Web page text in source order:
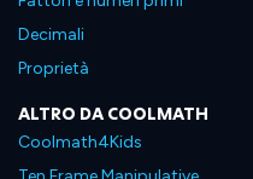
Decimali
Proprietà
ALTRO DA COOLMATH
Coolmath4Kids